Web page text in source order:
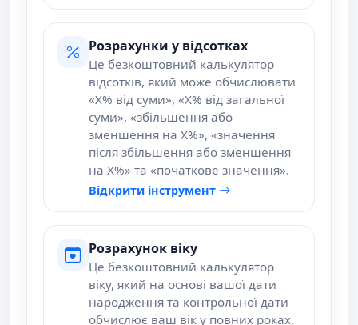
Розрахунки у відсотках
Це безкоштовний калькулятор
відсотків, який може обчислювати
«X% від суми», «X% від загальної
суми», «збільшення або
зменшення на X%», «значення
після збільшення або зменшення
на X%» та «початкове значення».
Відкрити інструмент
Розрахунок віку
Це безкоштовний калькулятор
віку, який на основі вашої дати
народження та контрольної дати
обчислює ваш вік у повних роках,